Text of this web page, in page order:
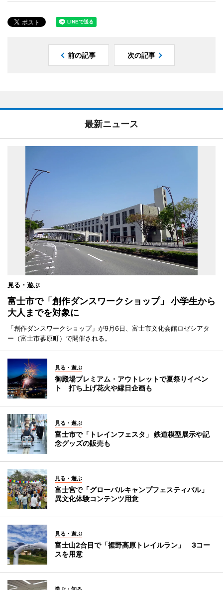
前の記事 次の記事
最新ニュース
見る・遊ぶ
富士市で「創作ダンスワークショップ」 小学生から
大人までを対象に
「創作ダンスワークショップ」が9月6日、富士市文化会館ロゼシアタ
ー（富士市蓼原町）で開催される。
見る・遊ぶ
御殿場プレミアム・アウトレットで夏祭りイベン
ト 打ち上げ花火や縁日企画も
見る・遊ぶ
富士市で「トレインフェスタ」 鉄道模型展示や記
念グッズの販売も
見る・遊ぶ
富士宮で「グローバルキャンプフェスティバル」
異文化体験コンテンツ用意
見る・遊ぶ
富士山2合目で「裾野高原トレイルラン」 3コー
スを用意